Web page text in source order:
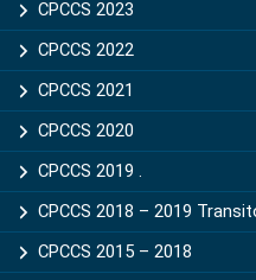
CPCCS 2023
CPCCS 2022
CPCCS 2021
CPCCS 2020
CPCCS 2019 .
CPCCS 2018 – 2019
CPCCS 2015 – 2018